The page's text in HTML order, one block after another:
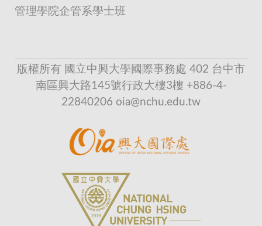
管理學院企管系學士班
版權所有 國立中興大學國際事務處 402 台中市
南區興大路145號行政大樓3樓 +886-4-
22840206 oia@nchu.edu.tw